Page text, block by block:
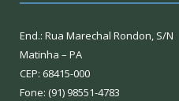
End.: Rua Marechal Rondon, S/N
Matinha – PA
CEP: 68415-000
Fone: (91) 98551-4783